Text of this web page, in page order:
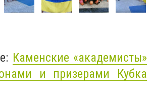
Каменские «академисты»
и призерами Кубка